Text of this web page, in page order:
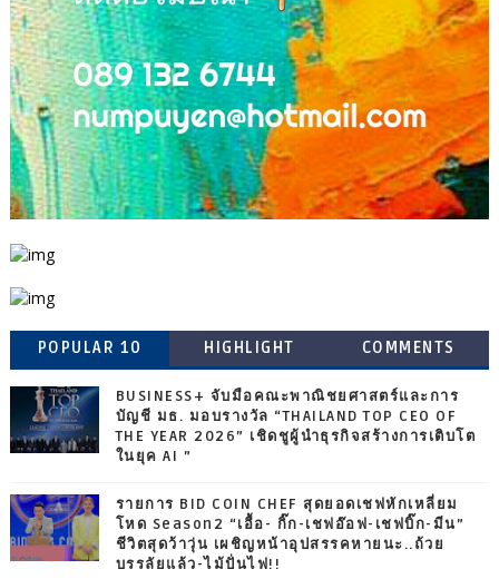
POPULAR 10 HIGHLIGHT COMMENTS
BUSINESS+ จับมือคณะพาณิชยศาสตร์และการ
บัญชี มธ. มอบรางวัล “THAILAND TOP CEO OF
THE YEAR 2026” เชิดชูผู้นำธุรกิจสร้างการเติบโต
ในยุค AI ”
รายการ BID COIN CHEF สุดยอดเชฟหักเหลี่ยม
โหด Season2 “เอื้อ- กิ๊ก-เชฟอ๊อฟ-เชฟบิ๊ก-มีน”
ชีวิตสุดว้าวุ่น เผชิญหน้าอุปสรรคหายนะ..ถ้วย
บรรลัยแล้ว-ไม้ปั่นไฟ!!